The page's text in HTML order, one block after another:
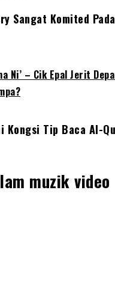
Sangat Komited
Ni’ – Cik Epal Jerit
Tip Baca Al-
muzik video